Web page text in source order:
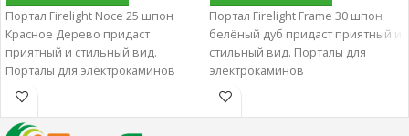
Портал Firelight Noce 25 шпон
Красное Дерево придаст
приятный и стильный вид.
Порталы для электрокаминов
характеризуются отменным
качеством и надежностью.
Портал Firelight Frame 30 шпон
белёный дуб придаст приятный и
стильный вид. Порталы для
электрокаминов
характеризуются отменным
качеством и надежностью.